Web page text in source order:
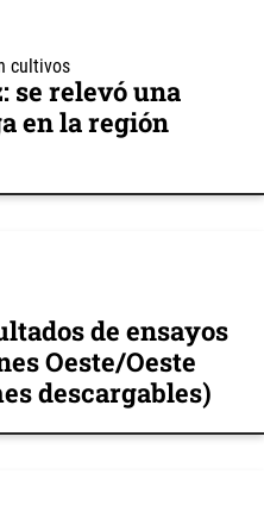
se relevó una
en la región
de ensayos
Oeste/Oeste
descargables)